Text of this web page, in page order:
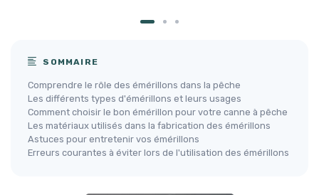
SOMMAIRE
Comprendre le rôle des émérillons dans la pêche
Les différents types d'émérillons et leurs usages
Comment choisir le bon émérillon pour votre canne à pêche
Les matériaux utilisés dans la fabrication des émérillons
Astuces pour entretenir vos émérillons
Erreurs courantes à éviter lors de l'utilisation des émérillons